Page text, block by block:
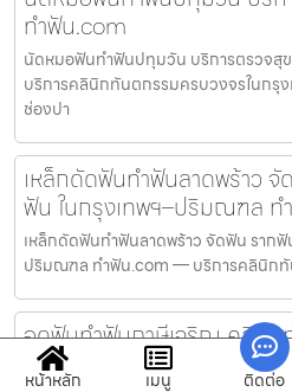
ทำฟัน.com
นัดหมอฟันทำฟันปทุมวัน บริการตรวจ
บริการคลินิกทันตกรรมครบวงจรในกรุ
ช่องปา
เหล็กดัดฟันทำฟันลาดพร้าว
ฟัน ในกรุงเทพฯ–ปริมณฑล ท
เหล็กดัดฟันทำฟันลาดพร้าว จัดฟัน ราก
ปริมณฑล ทำฟัน.com — บริการคลินิกทั
อุดฟันทำฟันภาษีเจริญ คลินิก
ทำฟัน.com
หน้าหลัก เมนู ติดต่อ